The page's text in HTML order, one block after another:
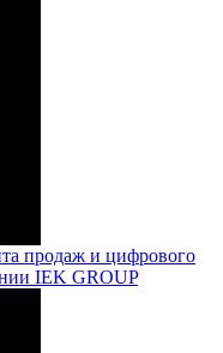
продаж и цифрового
IEK GROUP